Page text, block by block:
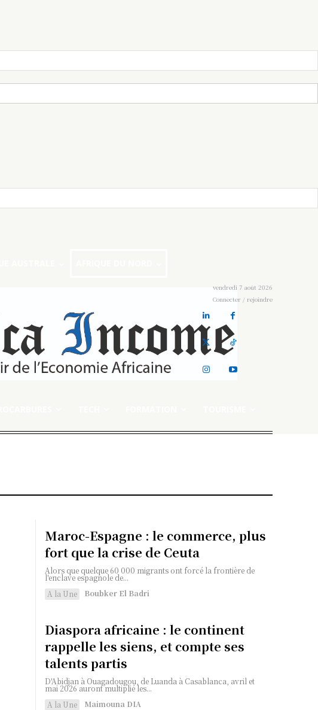
vendredi 7 août 2026
Connecter / rejoindre
Maroc-Espagne : le commerce, plus
fort que la crise de Ceuta
Alors que quelque 60 000 migrants ont forcé la frontière de
l'enclave espagnole de...
A la Une
Boubker El Badri
Diaspora africaine : le continent
rappelle les siens, et compte ses
talents partis
D'Abidjan à Ouagadougou, de Luanda à Casablanca, avril et
mai 2026 auront multiplié les...
A la Une
Maimouna DIA